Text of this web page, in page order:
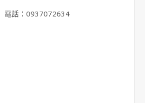
電話：0937072634